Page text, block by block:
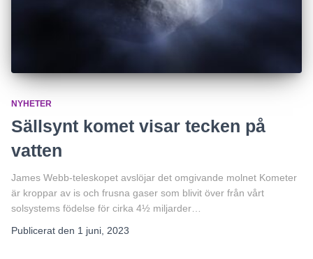
NYHETER
Sällsynt komet visar tecken på
vatten
James Webb-teleskopet avslöjar det omgivande molnet Kometer
är kroppar av is och frusna gaser som blivit över från vårt
solsystems födelse för cirka 4½ miljarder…
Publicerat den 1 juni, 2023